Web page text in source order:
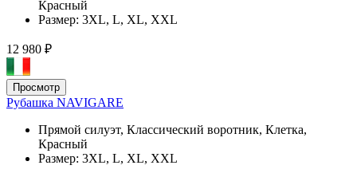
Красный
Размер: 3XL, L, XL, XXL
12 980 ₽
Просмотр
Рубашка NAVIGARE
Прямой силуэт, Классический воротник, Клетка,
Красный
Размер: 3XL, L, XL, XXL